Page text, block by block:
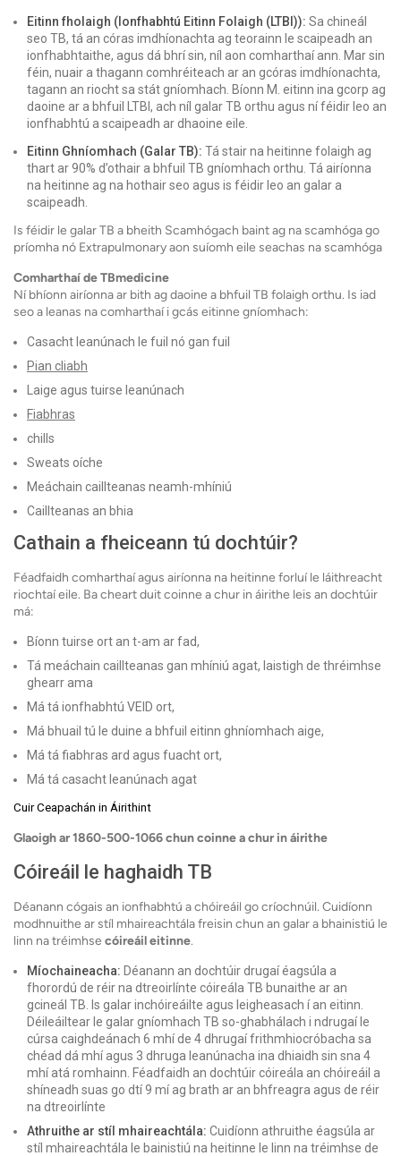
Eitinn fholaigh (Ionfhabhtú Eitinn Folaigh (LTBI)): Sa chineál
seo TB, tá an córas imdhíonachta ag teorainn le scaipeadh an
ionfhabhtaithe, agus dá bhrí sin, níl aon comharthaí ann. Mar sin
féin, nuair a thagann comhréiteach ar an gcóras imdhíonachta,
tagann an riocht sa stát gníomhach. Bíonn M. eitinn ina gcorp ag
daoine ar a bhfuil LTBI, ach níl galar TB orthu agus ní féidir leo an
ionfhabhtú a scaipeadh ar dhaoine eile.
Eitinn Ghníomhach (Galar TB): Tá stair na heitinne folaigh ag
thart ar 90% d’othair a bhfuil TB gníomhach orthu. Tá airíonna
na heitinne ag na hothair seo agus is féidir leo an galar a
scaipeadh.
Is féidir le galar TB a bheith Scamhógach baint ag na scamhóga go
príomha nó Extrapulmonary aon suíomh eile seachas na scamhóga
Comharthaí de TBmedicine
Ní bhíonn airíonna ar bith ag daoine a bhfuil TB folaigh orthu. Is iad
seo a leanas na comharthaí i gcás eitinne gníomhach:
Casacht leanúnach le fuil nó gan fuil
Pian cliabh
Laige agus tuirse leanúnach
Fiabhras
chills
Sweats oíche
Meáchain caillteanas neamh-mhíniú
Caillteanas an bhia
Cathain a fheiceann tú dochtúir?
Féadfaidh comharthaí agus airíonna na heitinne forluí le láithreacht
riochtaí eile. Ba cheart duit coinne a chur in áirithe leis an dochtúir
má:
Bíonn tuirse ort an t-am ar fad,
Tá meáchain caillteanas gan mhíniú agat, laistigh de thréimhse
ghearr ama
Má tá ionfhabhtú VEID ort,
Má bhuail tú le duine a bhfuil eitinn ghníomhach aige,
Má tá fiabhras ard agus fuacht ort,
Má tá casacht leanúnach agat
Cuir Ceapachán in Áirithint
Glaoigh ar 1860-500-1066 chun coinne a chur in áirithe
Cóireáil le haghaidh TB
Déanann cógais an ionfhabhtú a chóireáil go críochnúil. Cuidíonn
modhnuithe ar stíl mhaireachtála freisin chun an galar a bhainistiú le
linn na tréimhse cóireáil eitinne.
Míochaineacha: Déanann an dochtúir drugaí éagsúla a
fhorordú de réir na dtreoirlínte cóireála TB bunaithe ar an
gcineál TB. Is galar inchóireáilte agus leigheasach í an eitinn.
Déileáiltear le galar gníomhach TB so-ghabhálach i ndrugaí le
cúrsa caighdeánach 6 mhí de 4 dhrugaí frithmhiocróbacha sa
chéad dá mhí agus 3 dhruga leanúnacha ina dhiaidh sin sna 4
mhí atá romhainn. Féadfaidh an dochtúir cóireála an chóireáil a
shíneadh suas go dtí 9 mí ag brath ar an bhfreagra agus de réir
na dtreoirlínte
Athruithe ar stíl mhaireachtála: Cuidíonn athruithe éagsúla ar
stíl mhaireachtála le bainistiú na heitinne le linn na tréimhse de